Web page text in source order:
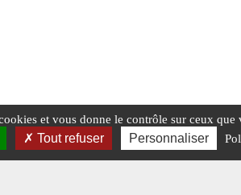
et vous donne le contrôle sur ceux que
Tout refuser Personnaliser